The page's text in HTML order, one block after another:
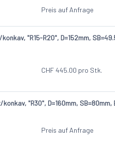
Preis auf Anfrage
"R15-R20", D=152mm,
CHF445.00 pro Stk.
"R30", D=160mm, SB=80mm,
Preis auf Anfrage